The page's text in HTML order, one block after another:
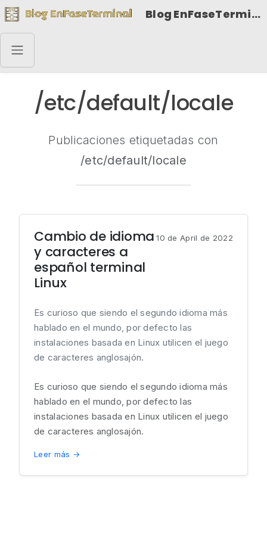
Blog EnFaseTerminal
/etc/default/locale
Publicaciones etiquetadas con
/etc/default/locale
Cambio de idioma
y caracteres a
español terminal
Linux
10 de April de 2022
Es curioso que siendo el segundo idioma más
hablado en el mundo, por defecto las
instalaciones basada en Linux utilicen el juego
de caracteres anglosajón.
Es curioso que siendo el segundo idioma más
hablado en el mundo, por defecto las
instalaciones basada en Linux utilicen el juego
de caracteres anglosajón.
Leer más →